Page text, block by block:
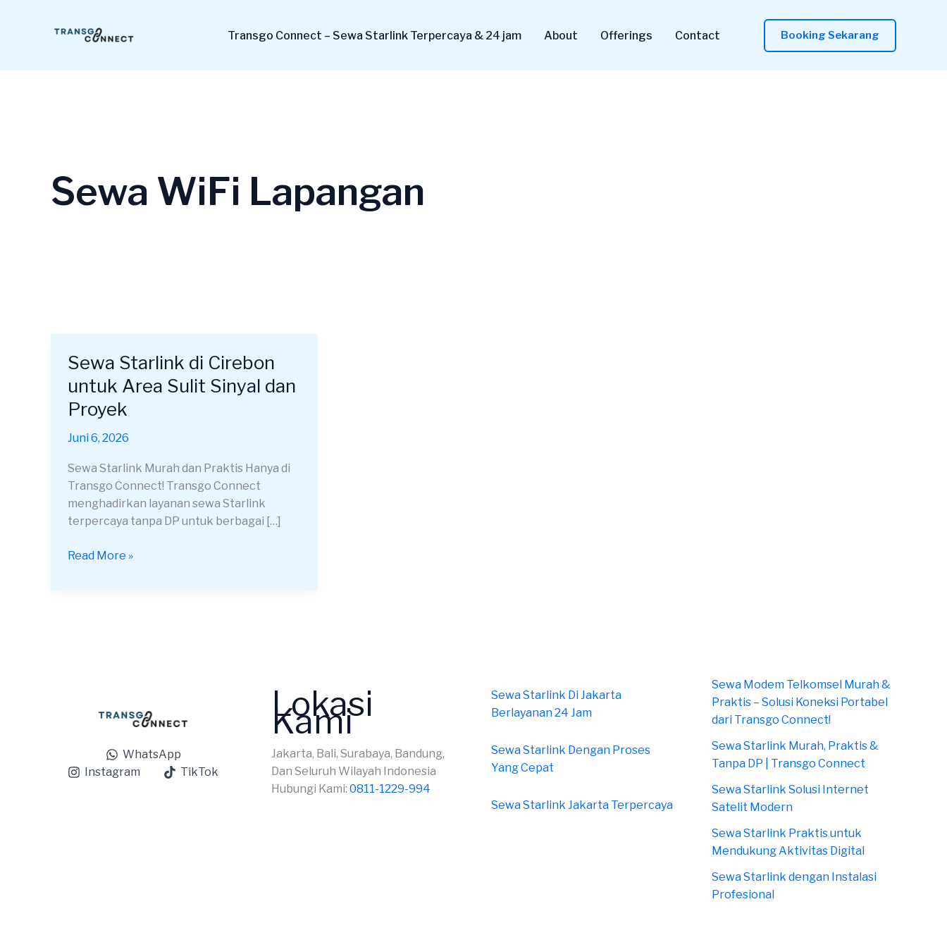
Transgo Connect – Sewa Starlink Terpercaya & 24 jam About Offerings Contact Booking Sekarang
Sewa WiFi Lapangan
Sewa Starlink di Cirebon
untuk Area Sulit Sinyal dan
Proyek
Juni 6, 2026
Sewa Starlink Murah dan Praktis Hanya di
Transgo Connect! Transgo Connect
menghadirkan layanan sewa Starlink
terpercaya tanpa DP untuk berbagai […]
Sewa
Starlink
di
Cirebon
Sulit
Sinyal
dan
Proyek
Read More »
WhatsApp
Instagram
TikTok
Lokasi
Kami
Jakarta, Bali, Surabaya, Bandung,
Dan Seluruh Wilayah Indonesia
Hubungi Kami: 0811-1229-994
Sewa Starlink Di Jakarta
Berlayanan 24 Jam
Sewa Starlink Dengan Proses
Yang Cepat
Sewa Starlink Jakarta Terpercaya
Sewa Modem Telkomsel Murah &
Praktis – Solusi Koneksi Portabel
dari Transgo Connect!
Sewa Starlink Murah, Praktis &
Tanpa DP | Transgo Connect
Sewa Starlink Solusi Internet
Satelit Modern
Sewa Starlink Praktis untuk
Mendukung Aktivitas Digital
Sewa Starlink dengan Instalasi
Profesional